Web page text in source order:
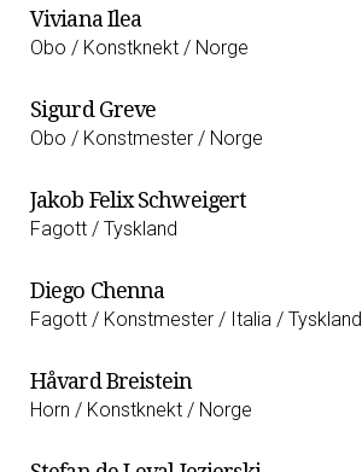
Viviana Ilea
Obo / Konstknekt / Norge
Sigurd Greve
Obo / Konstmester / Norge
Jakob Felix Schweigert
Fagott / Tyskland
Diego Chenna
Fagott / Konstmester / Italia / Tyskland
Håvard Breistein
Horn / Konstknekt / Norge